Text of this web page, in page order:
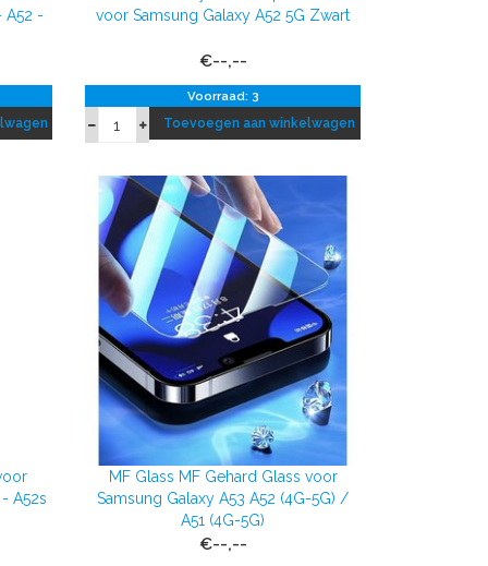
A52 -
voor Samsung Galaxy A52 5G Zwart
€--,--
Voorraad: 3
Toevoegen aan winkelwagen
A52s
MF Glass MF Gehard Glass voor
Samsung Galaxy A53 A52 (4G-5G) /
A51 (4G-5G)
€--,--